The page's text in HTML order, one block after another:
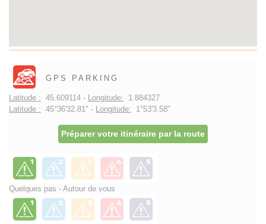
GPS PARKING
Latitude : 45.609114 - Longitude: 1.884327
Latitude : 45°36'32.81" - Longitude: 1°53'3.58"
Préparer votre itinéraire par la route
Quelques pas - Autour de vous